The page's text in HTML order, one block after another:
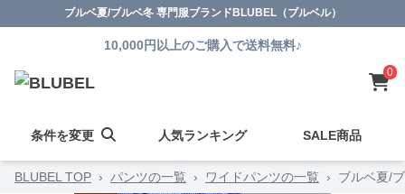
ブルベ夏/ブルベ冬 専門服ブランドBLUBEL（ブルベル）
10,000円以上のご購入で送料無料♪
0
条件を変更 人気ランキング SALE商品
BLUBEL TOP › パンツの一覧 › ワイドパンツの一覧 › ブルベ夏/